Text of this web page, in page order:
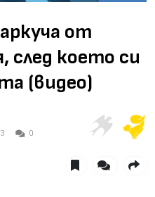
от
след което си
(видео)
0